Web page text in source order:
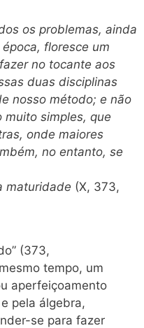
os problemas, ainda
floresce um
no tocante aos
duas disciplinas
nosso método; e não
simples, que
onde maiores
no entanto, se
maturidade (X, 373,
(373,
tempo, um
aperfeiçoamento
pela álgebra,
se para fazer